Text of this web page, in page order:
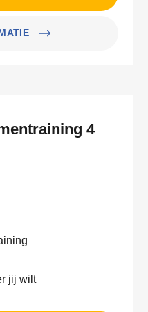
4
jij wilt